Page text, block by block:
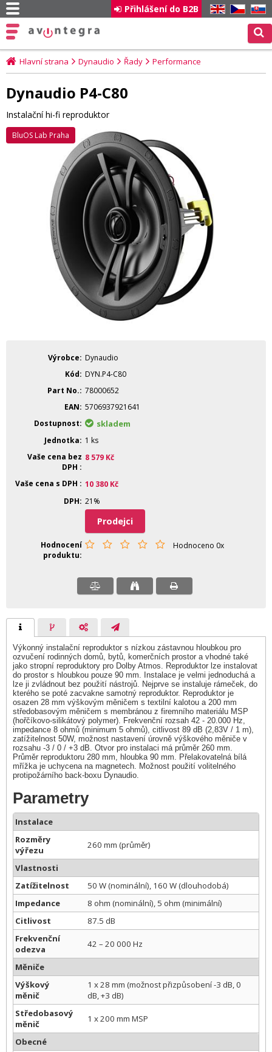
EN CZ SK
Přihlášení do B2B
Hlavní strana Dynaudio Řady Performance
Dynaudio P4-C80
Instalační hi-fi reproduktor
BluOS Lab Praha
Výrobce
Dynaudio
Kód
DYN.P4-C80
Part No. 78000652
EAN 5706937921641
Dostupnost
skladem
Jednotka
1 ks
Vaše cena bez
DPH
8 579 Kč
Vaše cena s DPH 10 380 Kč
DPH 21%
Prodejci
Hodnocení
produktu
Hodnoceno 0x
Výkonný instalační reproduktor s nízkou zástavnou hloubkou pro
ozvučení rodinných domů, bytů, komerčních prostor a vhodné také
jako stropní reproduktory pro Dolby Atmos. Reproduktor lze instalovat
do prostor s hloubkou pouze 90 mm. Instalace je velmi jednoduchá a
lze ji zvládnout bez použití nástrojů. Nejprve se instaluje rámeček, do
kterého se poté zacvakne samotný reproduktor. Reproduktor je
osazen 28 mm výškovým měničem s textilní kalotou a 200 mm
středobasovým měničem s membránou z firemního materiálu MSP
(hořčíkovo-silikátový polymer). Frekvenční rozsah 42 - 20.000 Hz,
impedance 8 ohmů (minimum 5 ohmů), citlivost 89 dB (2,83V / 1 m),
zatížitelnost 50W, možnost nastavení úrovně výškového měniče v
rozsahu -3 / 0 / +3 dB. Otvor pro instalaci má průměr 260 mm.
Průměr reproduktoru 280 mm, hloubka 90 mm. Přelakovatelná bílá
mřížka je uchycena na magnetech. Možnost použití volitelného
protipožárního back-boxu Dynaudio.
Parametry
Instalace
Rozměry
výřezu
260 mm (průměr)
Vlastnosti
Zatížitelnost
50 W (nominální), 160 W (dlouhodobá)
Impedance
8 ohm (nominální), 5 ohm (minimální)
Citlivost
87.5 dB
Frekvenční
odezva
42 – 20 000 Hz
Měniče
Výškový
měnič
1 x 28 mm (možnost přizpůsobení -3 dB, 0
dB, +3 dB)
Středobasový
měnič
1 x 200 mm MSP
Obecné